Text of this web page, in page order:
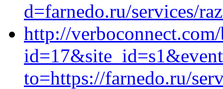
d=farnedo.ru/services/
http://
to=https://farnedo.ru/